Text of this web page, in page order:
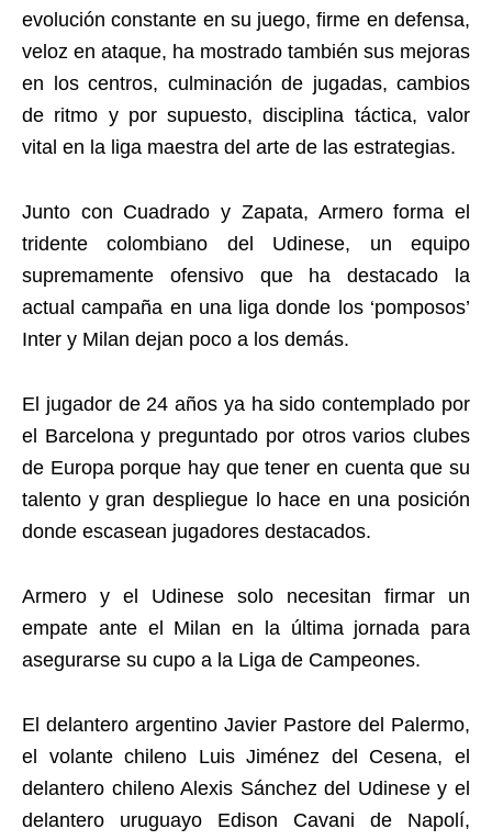
evolución constante en su juego, firme en defensa,
veloz en ataque, ha mostrado también sus mejoras
en los centros, culminación de jugadas, cambios
de ritmo y por supuesto, disciplina táctica, valor
vital en la liga maestra del arte de las estrategias.
Junto con Cuadrado y Zapata, Armero forma el
tridente colombiano del Udinese, un equipo
supremamente ofensivo que ha destacado la
actual campaña en una liga donde los ‘pomposos’
Inter y Milan dejan poco a los demás.
El jugador de 24 años ya ha sido contemplado por
el Barcelona y preguntado por otros varios clubes
de Europa porque hay que tener en cuenta que su
talento y gran despliegue lo hace en una posición
donde escasean jugadores destacados.
Armero y el Udinese solo necesitan firmar un
empate ante el Milan en la última jornada para
asegurarse su cupo a la Liga de Campeones.
El delantero argentino Javier Pastore del Palermo,
el volante chileno Luis Jiménez del Cesena, el
delantero chileno Alexis Sánchez del Udinese y el
delantero uruguayo Edison Cavani de Napolí,